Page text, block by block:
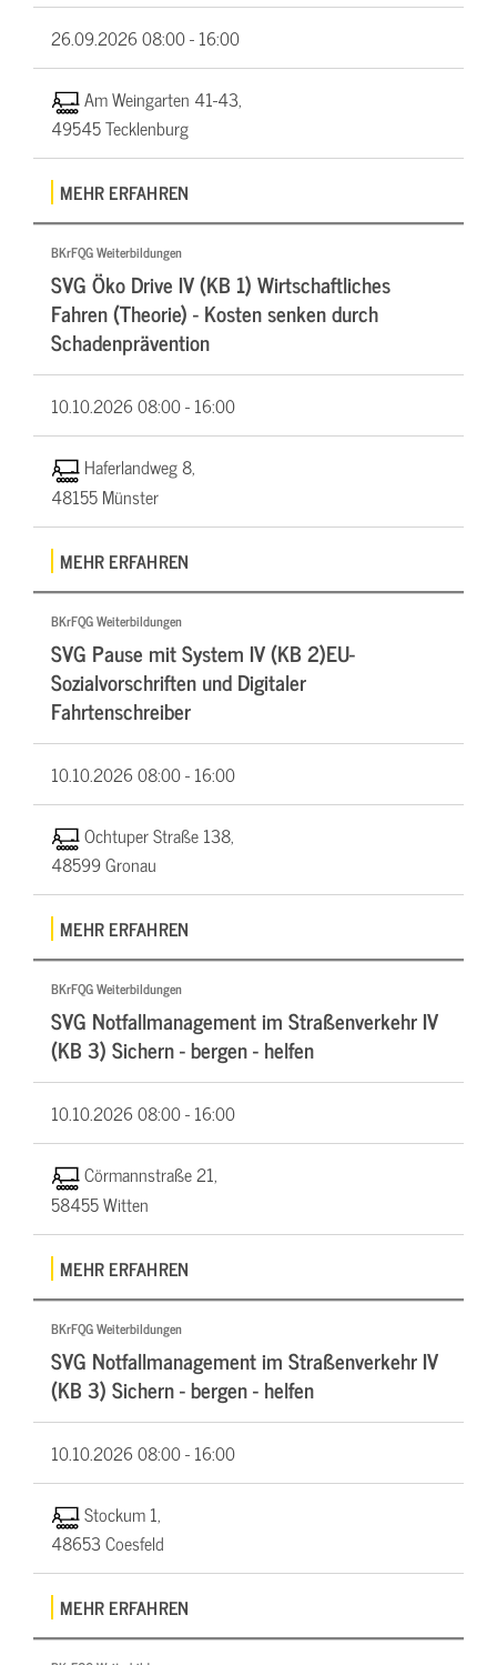
26.09.202608:00 - 16:00
Am Weingarten 41-43,
49545 Tecklenburg
MEHR ERFAHREN
BKrFQG Weiterbildungen
SVG Öko Drive IV (KB 1) Wirtschaftliches
Fahren (Theorie) - Kosten senken durch
Schadenprävention
10.10.202608:00 - 16:00
Haferlandweg 8,
48155 Münster
MEHR ERFAHREN
BKrFQG Weiterbildungen
SVG Pause mit System IV (KB 2)EU-
Sozialvorschriften und Digitaler
Fahrtenschreiber
10.10.202608:00 - 16:00
Ochtuper Straße 138,
48599 Gronau
MEHR ERFAHREN
BKrFQG Weiterbildungen
SVG Notfallmanagement im Straßenverkehr IV
(KB 3) Sichern - bergen - helfen
10.10.202608:00 - 16:00
Cörmannstraße 21,
58455 Witten
MEHR ERFAHREN
BKrFQG Weiterbildungen
SVG Notfallmanagement im Straßenverkehr IV
(KB 3) Sichern - bergen - helfen
10.10.202608:00 - 16:00
Stockum 1,
48653 Coesfeld
MEHR ERFAHREN